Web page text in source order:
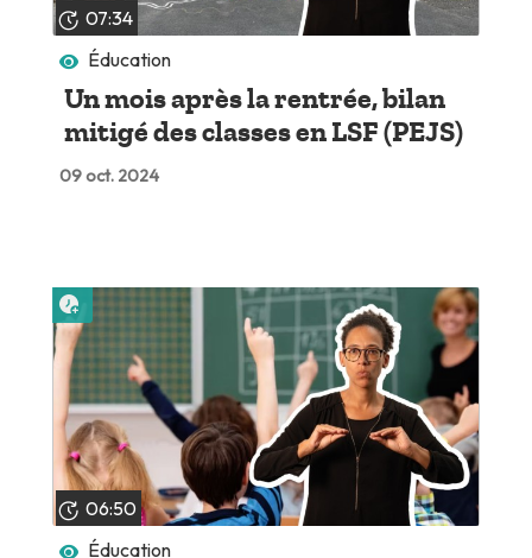
07:34
Éducation
Un mois après la rentrée, bilan
mitigé des classes en LSF (PEJS)
09 oct. 2024
06:50
Éducation
Lire plus tard